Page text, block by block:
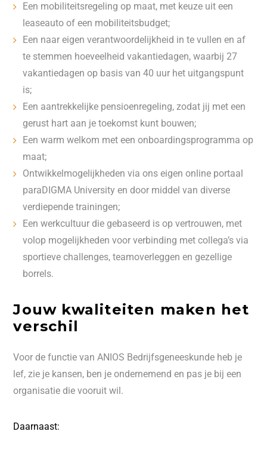
Een mobiliteitsregeling op maat, met keuze uit een
leaseauto of een mobiliteitsbudget;
Een naar eigen verantwoordelijkheid in te vullen en af
te stemmen hoeveelheid vakantiedagen, waarbij 27
vakantiedagen op basis van 40 uur het uitgangspunt
is;
Een aantrekkelijke pensioenregeling, zodat jij met een
gerust hart aan je toekomst kunt bouwen;
Een warm welkom met een onboardingsprogramma op
maat;
Ontwikkelmogelijkheden via ons eigen online portaal
paraDIGMA University en door middel van diverse
verdiepende trainingen;
Een werkcultuur die gebaseerd is op vertrouwen, met
volop mogelijkheden voor verbinding met collega’s via
sportieve challenges, teamoverleggen en gezellige
borrels.
Jouw kwaliteiten maken het
verschil
Voor de functie van ANIOS Bedrijfsgeneeskunde heb je
lef, zie je kansen, ben je ondernemend en pas je bij een
organisatie die vooruit wil.
Daarnaast: